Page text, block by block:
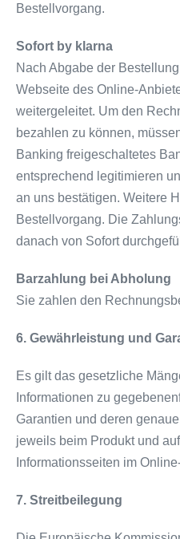
Bestellvorgang.
Sofort by klarna
Nach Abgabe der
Webseite des Online-
weitergeleitet. Um den
bezahlen zu können,
Banking freigeschaltetes
entsprechend legitimieren
an uns bestätigen. Weitere
Bestellvorgang. Die
danach von Sofort
Barzahlung bei Abholung
Sie zahlen den
6. Gewährleistung und
Es gilt das gesetzliche
Informationen zu
Garantien und deren
jeweils beim Produkt und
Informationsseiten im
7. Streitbeilegung